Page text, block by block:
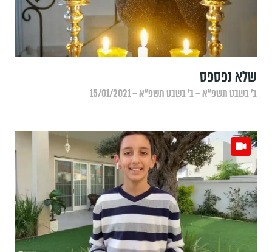
שלא נפספס
ב׳ בשבט תשפ״א – ב׳ בשבט תשפ״א – 15/01/2021